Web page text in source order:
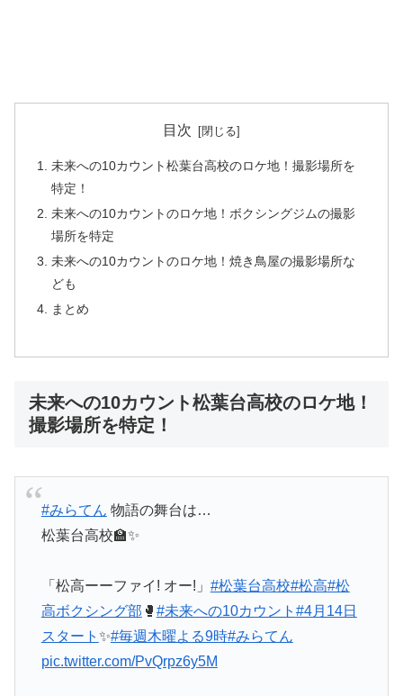
目次
未来への10カウント松葉台高校のロケ地！撮影場所を
特定！
未来への10カウントのロケ地！ボクシングジムの撮影
場所を特定
未来への10カウントのロケ地！焼き鳥屋の撮影場所な
ども
まとめ
未来への10カウント松葉台高校のロケ地！
撮影場所を特定！
#みらてん 物語の舞台は…
松葉台高校🏫✨
「松高ーーファイ! オー!」 #松葉台高校#松高#松
高ボクシング部 🥊 #未来への10カウント #4月14日
スタート ✨#毎週木曜よる9時#みらてん
pic.twitter.com/PvQrpz6y5M